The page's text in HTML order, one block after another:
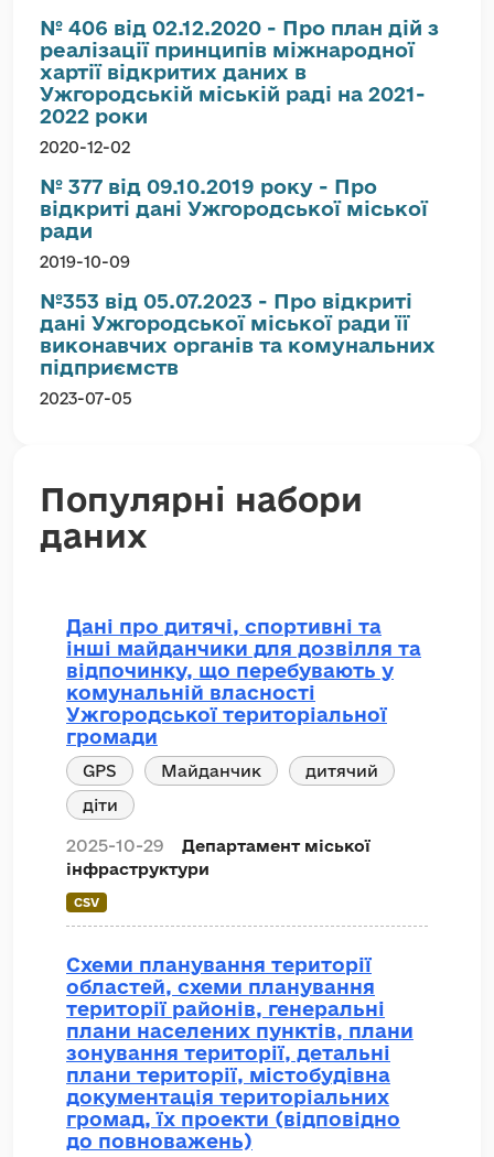
№ 406 від 02.12.2020 - Про план дій з
реалізації принципів міжнародної
хартії відкритих даних в
Ужгородській міській раді на 2021-
2022 роки
2020-12-02
№ 377 від 09.10.2019 року - Про
відкриті дані Ужгородської міської
ради
2019-10-09
№353 від 05.07.2023 - Про відкриті
дані Ужгородської міської ради її
виконавчих органів та комунальних
підприємств
2023-07-05
Популярні набори
даних
Дані про дитячі, спортивні та
інші майданчики для дозвілля та
відпочинку, що перебувають у
комунальній власності
Ужгородської територіальної
громади
GPS Майданчик
дитячий
діти
2025-10-29
Департамент міської
інфраструктури
CSV
Схеми планування території
областей, схеми планування
території районів, генеральні
плани населених пунктів, плани
зонування території, детальні
плани території, містобудівна
документація територіальних
громад, їх проекти (відповідно
до повноважень)